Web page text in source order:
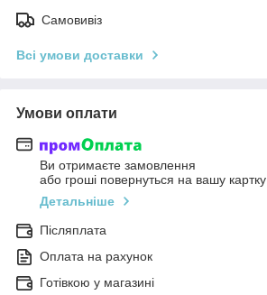
Самовивіз
Всі умови доставки
Умови оплати
Ви отримаєте замовлення
або гроші повернуться на вашу картку
Детальніше
Післяплата
Оплата на рахунок
Готівкою у магазині